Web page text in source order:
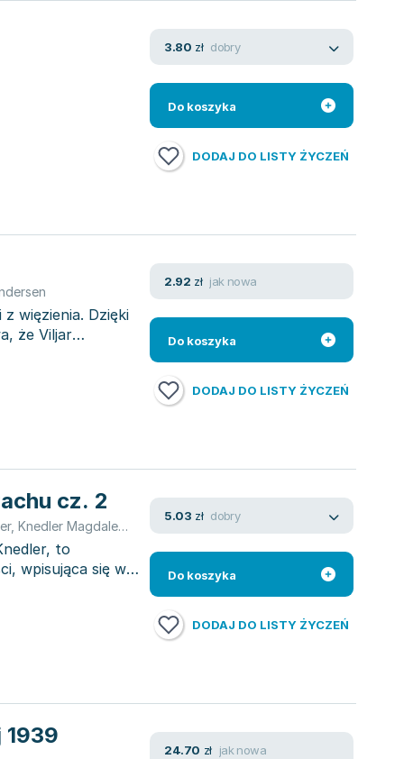
3.80 zł dobry
Do koszyka
DODAJ DO LISTY ŻYCZEŃ
więzienia. Dzięki
że Viljar
2.92 zł jak nowa
Do koszyka
DODAJ DO LISTY ŻYCZEŃ
cz. 2
, Knedler Magdalena
to
wpisująca się w
5.03 zł dobry
Do koszyka
DODAJ DO LISTY ŻYCZEŃ
24.70 zł jak nowa